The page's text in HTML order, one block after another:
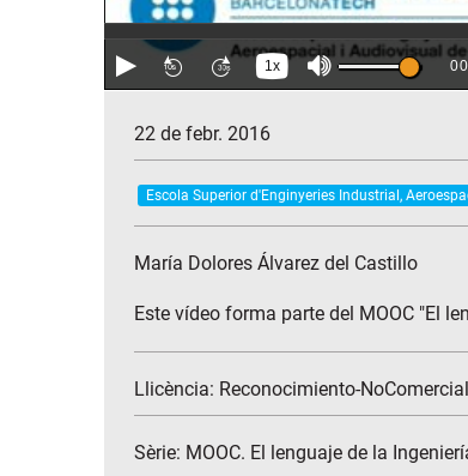
22 de febr. 2016
Escola Superior d'Enginyeries Industrial,
María Dolores Álvarez del Castillo
Este vídeo forma parte del MOOC "El
Llicència: Reconocimiento-
Sèrie: MOOC. El lenguaje de la